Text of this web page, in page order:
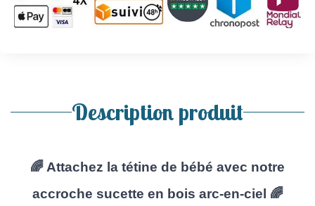
Description produit
🌈 Attachez la tétine de bébé avec notre
accroche sucette en bois arc-en-ciel 🌈